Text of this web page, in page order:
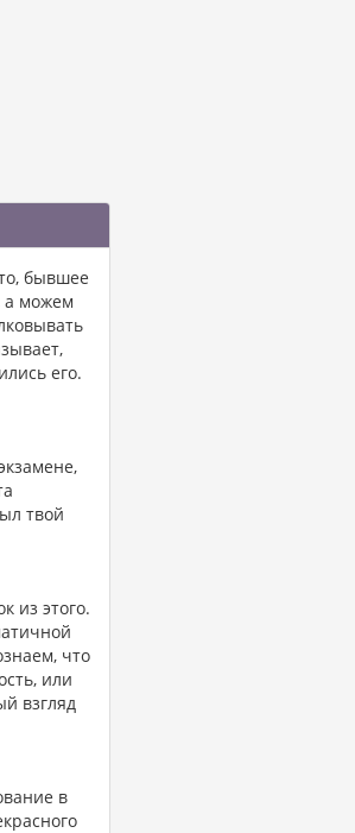
бывшее
а можем
его.
твой
из этого.
что
или
взгляд
в